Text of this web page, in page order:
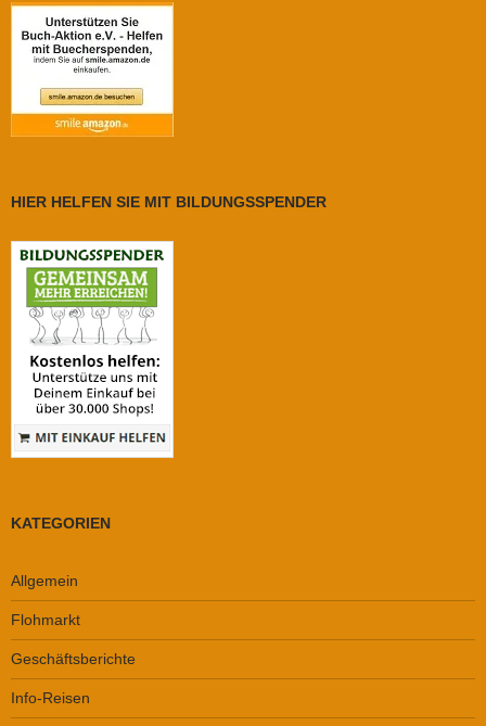
HIER HELFEN SIE MIT BILDUNGSSPENDER
KATEGORIEN
Allgemein
Flohmarkt
Geschäftsberichte
Info-Reisen